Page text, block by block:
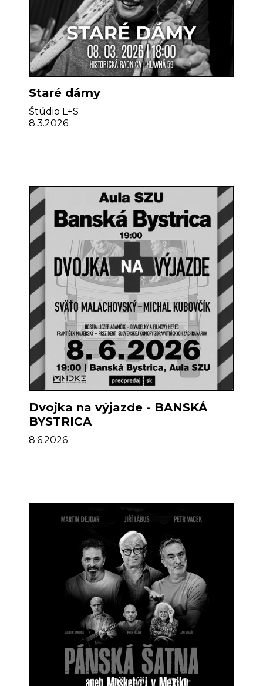
Staré dámy
Štúdio L+S
8.3.2026
Dvojka na výjazde - BANSKÁ
BYSTRICA
8.6.2026